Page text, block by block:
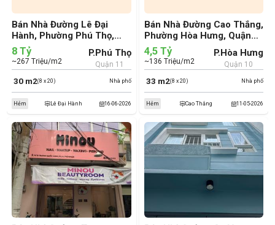
Bán Nhà Đường Lê Đại
Hành, Phường Phú Thọ,
Quận 11 (cũ)
Nhà phố
30 m2(8 x 20)
8 Tỷ
~267 Triệu/m2
P.Phú Thọ
Quận 11
16-06-2026
Hẻm Lê Đại Hành
Bán Nhà Đường Cao Thắng,
Phường Hòa Hưng, Quận
10 (cũ)
Nhà phố
33 m2(8 x 20)
4,5 Tỷ
~136 Triệu/m2
P.Hòa Hưng
Quận 10
11-05-2026
Hẻm Cao Thắng